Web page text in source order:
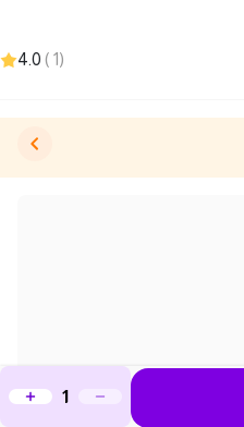
(
1
)
4.0